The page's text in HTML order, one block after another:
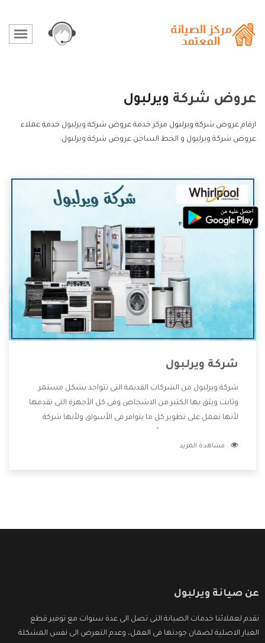
عروض شركة ويرلبول
ارقام عروض شركة ويرلبول مركز خدمة عروض شركة ويرلبول خدمة عملاء
عروض شركة ويرلبول و الخط الساخن عروض شركة ويرلبول.
شركة ويرلبول
شركة ويرلبول من الشركات القديمة التى تتواجد بشكل مستمر
وثابت ويثق بها الكثير من الاشخاص وفى كل الأجهزة التى تقدمها
لأنها تعمل على تطوير كل ما يتوافر فى الأسواق ولأنها شركة
وتقدم للعملاء أقوى العروض والخصومات التى تسهل على
مشاهدة المزيد
عن صيانة ويرلبول
نقدم لعملائنا خدمات الصيانة التى تصل الى عدة سنوات مع توفير قطع
الغيار الاصلية لضمان جودتها فى العمل، وعدم التعرض الى نفس المشكلة